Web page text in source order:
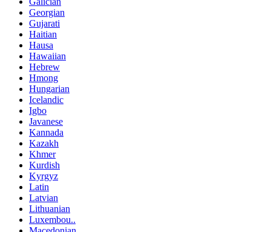
Georgian
Gujarati
Haitian
Hausa
Hawaiian
Hebrew
Hmong
Hungarian
Icelandic
Igbo
Javanese
Kannada
Kazakh
Khmer
Kurdish
Kyrgyz
Latin
Latvian
Lithuanian
Luxembou..